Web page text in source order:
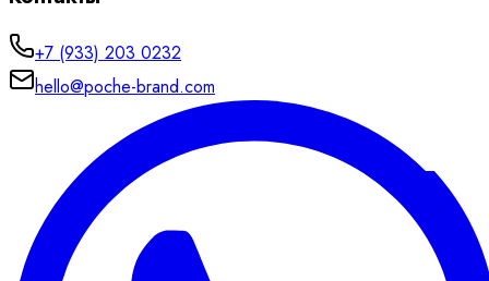
+7 (933) 203 0232
hello@poche-brand.com